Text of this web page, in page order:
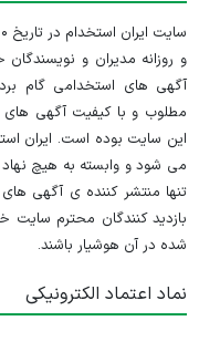
و روزانه مدیران و
آگهی های استخدامی گام
مطلوب و با کیفیت آگهی های
این سایت بوده است. ایران
می شود و وابسته به هیچ
تنها منتشر کننده ی آگهی
بازدید کنندگان محترم
شده در آن هوشیار باشند.
نماد اعتماد الکترونیکی